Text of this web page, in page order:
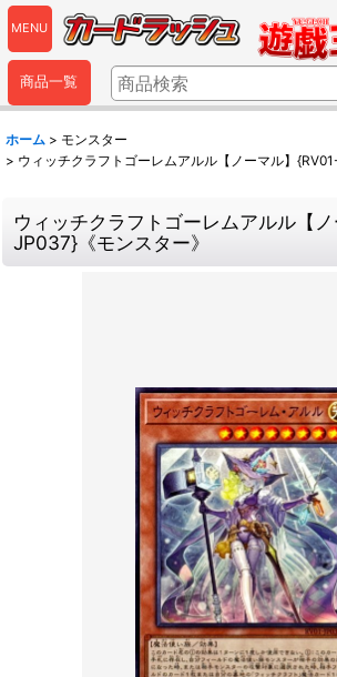
MENU
商品一覧
ホーム > モンスター
> ウィッチクラフトゴーレムアルル【ノーマル】
ウィッチクラフトゴーレムアルル【
JP037}《モンスター》